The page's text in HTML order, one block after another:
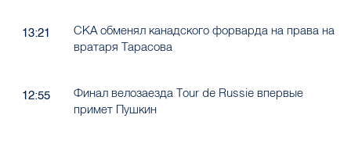
13:21
СКА обменял канадского форварда на права на
вратаря Тарасова
12:55
Финал велозаезда Tour de Russie впервые
примет Пушкин